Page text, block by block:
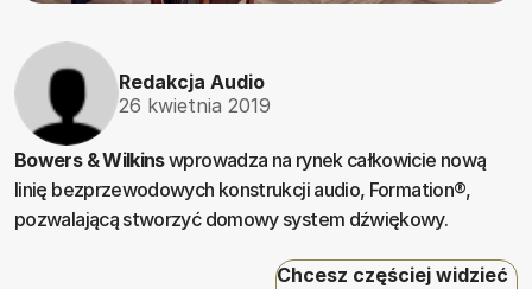
Redakcja Audio
26 kwietnia 2019
Bowers & Wilkinswprowadza na rynek całkowicie nową
linię bezprzewodowych konstrukcji audio, Formation®,
pozwalającą stworzyć domowy system dźwiękowy.
Chcesz częściej widzieć